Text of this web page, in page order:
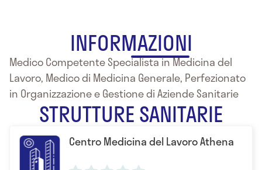
INFORMAZIONI
Medico Competente Specialista in Medicina del
Lavoro, Medico di Medicina Generale, Perfezionato
in Organizzazione e Gestione di Aziende Sanitarie
STRUTTURE SANITARIE
Centro Medicina del Lavoro Athena